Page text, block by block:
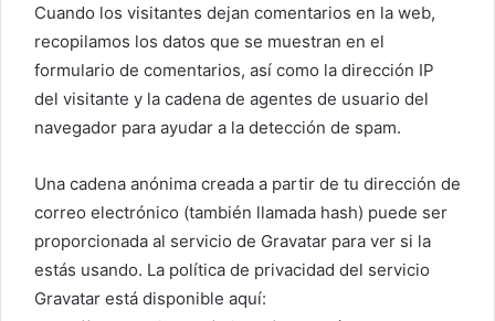
Cuando los visitantes dejan comentarios en la web,
recopilamos los datos que se muestran en el
formulario de comentarios, así como la dirección IP
del visitante y la cadena de agentes de usuario del
navegador para ayudar a la detección de spam.
Una cadena anónima creada a partir de tu dirección de
correo electrónico (también llamada hash) puede ser
proporcionada al servicio de Gravatar para ver si la
estás usando. La política de privacidad del servicio
Gravatar está disponible aquí: